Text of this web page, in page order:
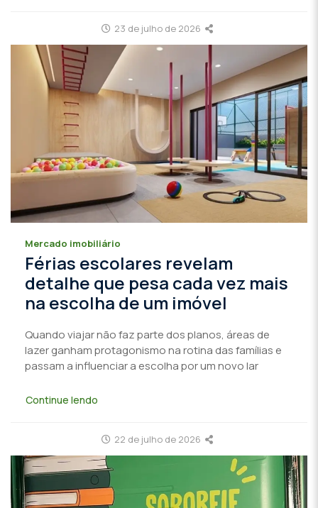
23 de julho de 2026
Mercado imobiliário
Férias escolares revelam
detalhe que pesa cada vez mais
na escolha de um imóvel
Quando viajar não faz parte dos planos, áreas de
lazer ganham protagonismo na rotina das famílias e
passam a influenciar a escolha por um novo lar
Continue lendo
22 de julho de 2026